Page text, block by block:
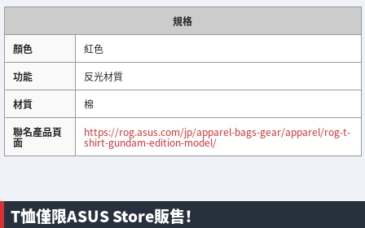
規格
顏色
紅色
功能
反光材質
材質
棉
聯名產品頁
面
https://rog.asus.com/jp/apparel-bags-gear/apparel/rog-t-
shirt-gundam-edition-model/
T恤僅限ASUS Store販售！